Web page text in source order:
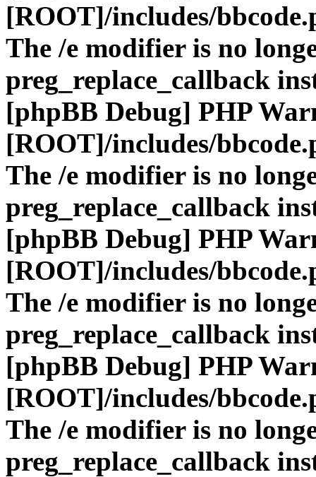
[ROOT]/includes/
The /e modifier is no
preg_replace_callback
[phpBB Debug] PHP
[ROOT]/includes/
The /e modifier is no
preg_replace_callback
[phpBB Debug] PHP
[ROOT]/includes/
The /e modifier is no
preg_replace_callback
[phpBB Debug] PHP
[ROOT]/includes/
The /e modifier is no
preg_replace_callback